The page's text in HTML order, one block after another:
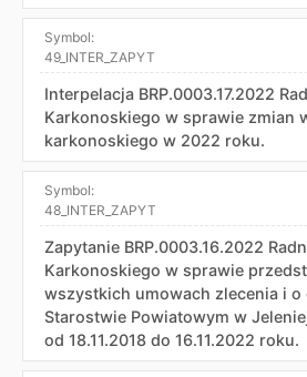
Symbol:
49_INTER_ZAPYT
Interpelacja BRP.0003.17.2022
Karkonoskiego w sprawie zmian
karkonoskiego w 2022 roku.
Symbol:
48_INTER_ZAPYT
Zapytanie BRP.0003.16.2022
Karkonoskiego w sprawie
wszystkich umowach zlecenia i o
Starostwie Powiatowym w
od 18.11.2018 do 16.11.2022 roku.